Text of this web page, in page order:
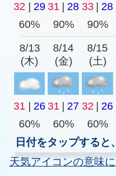
32 29 31 28 33 28
60%
90% 90%
8/13
(木)
8/14
(金)
8/15
(土)
31 26 31 27 32 26
60%
60% 60%
日付をタップする
天気アイコンの意味